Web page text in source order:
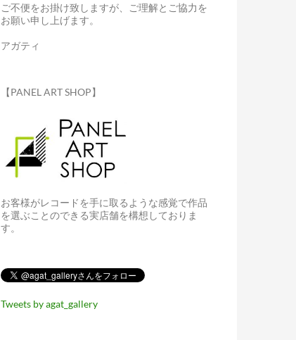
ご不便をお掛け致しますが、ご理解とご協力を
お願い申し上げます。
アガティ
【PANEL ART SHOP】
お客様がレコードを手に取るような感覚で作品
を選ぶことのできる実店舗を構想しておりま
す。
Tweets by agat_gallery